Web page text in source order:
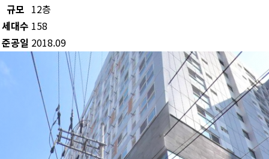
규모 12층
세대수 158
준공일 2018.09